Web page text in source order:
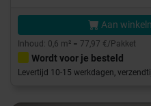
Aan
Inhoud: 0,6 m² = 77,97 €/Pakket
Wordt voor je besteld
Levertijd 10-15 werkdagen,